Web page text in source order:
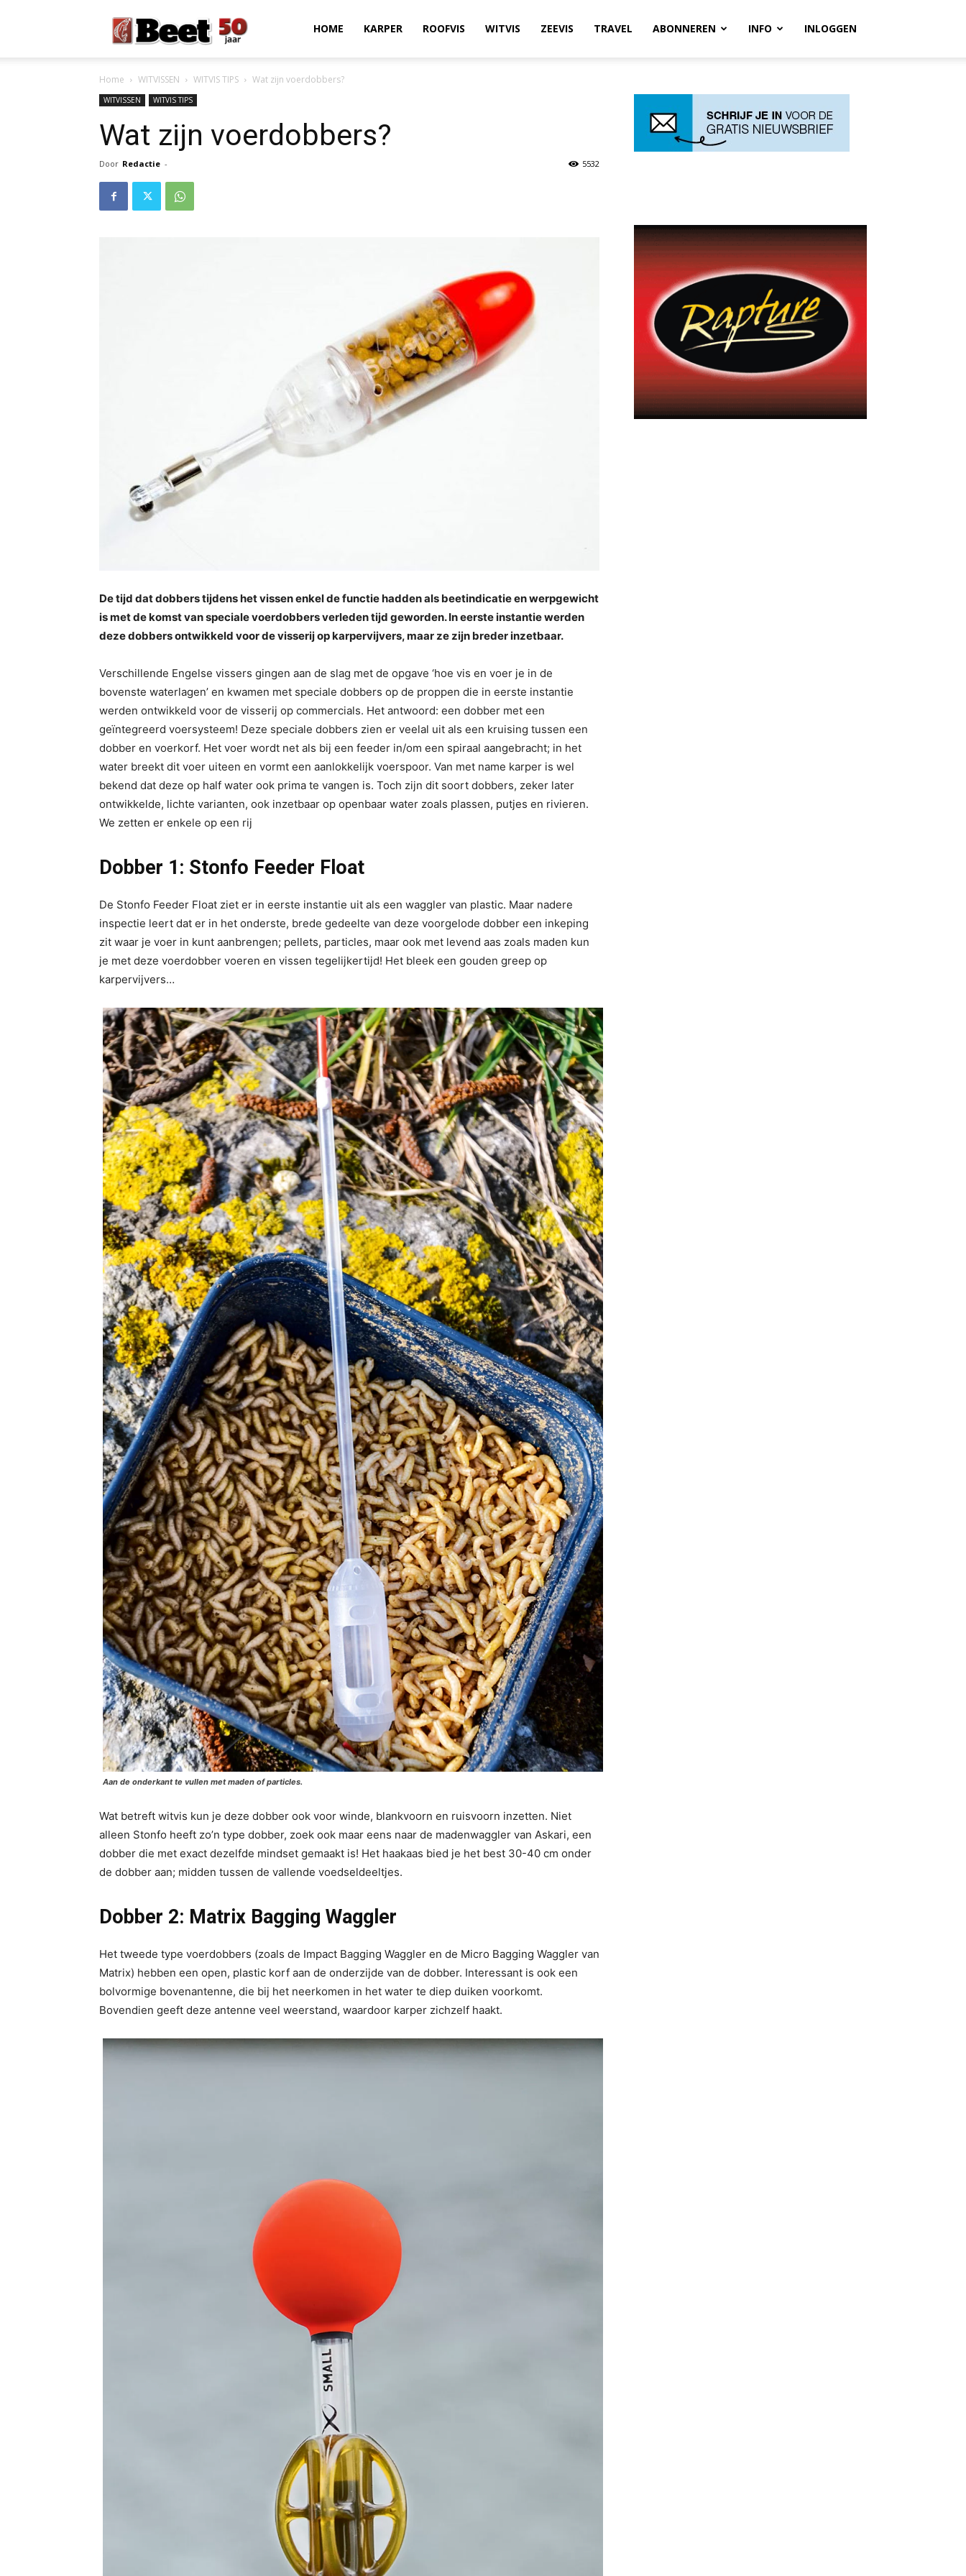
Magazine
HOME KARPER ROOFVIS WITVIS ZEEVIS TRAVEL ABONNEREN INFO INLOGGEN
Home WITVISSEN WITVIS TIPS Wat zijn voerdobbers?
WITVISSEN WITVIS TIPS
Wat zijn voerdobbers?
Door Redactie - 5532
De tijd dat dobbers tijdens het vissen enkel de functie hadden als beetindicatie en werpgewicht
is met de komst van speciale voerdobbers verleden tijd geworden. In eerste instantie werden
deze dobbers ontwikkeld voor de visserij op karpervijvers, maar ze zijn breder inzetbaar.
Verschillende Engelse vissers gingen aan de slag met de opgave ‘hoe vis en voer je in de
bovenste waterlagen’ en kwamen met speciale dobbers op de proppen die in eerste instantie
werden ontwikkeld voor de visserij op commercials. Het antwoord: een dobber met een
geïntegreerd voersysteem! Deze speciale dobbers zien er veelal uit als een kruising tussen een
dobber en voerkorf. Het voer wordt net als bij een feeder in/om een spiraal aangebracht; in het
water breekt dit voer uiteen en vormt een aanlokkelijk voerspoor. Van met name karper is wel
bekend dat deze op half water ook prima te vangen is. Toch zijn dit soort dobbers, zeker later
ontwikkelde, lichte varianten, ook inzetbaar op openbaar water zoals plassen, putjes en rivieren.
We zetten er enkele op een rij
Dobber 1: Stonfo Feeder Float
De Stonfo Feeder Float ziet er in eerste instantie uit als een waggler van plastic. Maar nadere
inspectie leert dat er in het onderste, brede gedeelte van deze voorgelode dobber een inkeping
zit waar je voer in kunt aanbrengen; pellets, particles, maar ook met levend aas zoals maden kun
je met deze voerdobber voeren en vissen tegelijkertijd! Het bleek een gouden greep op
karpervijvers…
Aan de onderkant te vullen met maden of particles.
Wat betreft witvis kun je deze dobber ook voor winde, blankvoorn en ruisvoorn inzetten. Niet
alleen Stonfo heeft zo’n type dobber, zoek ook maar eens naar de madenwaggler van Askari, een
dobber die met exact dezelfde mindset gemaakt is! Het haakaas bied je het best 30-40 cm onder
de dobber aan; midden tussen de vallende voedseldeeltjes.
Dobber 2: Matrix Bagging Waggler
Het tweede type voerdobbers (zoals de Impact Bagging Waggler en de Micro Bagging Waggler van
Matrix) hebben een open, plastic korf aan de onderzijde van de dobber. Interessant is ook een
bolvormige bovenantenne, die bij het neerkomen in het water te diep duiken voorkomt.
Bovendien geeft deze antenne veel weerstand, waardoor karper zichzelf haakt.